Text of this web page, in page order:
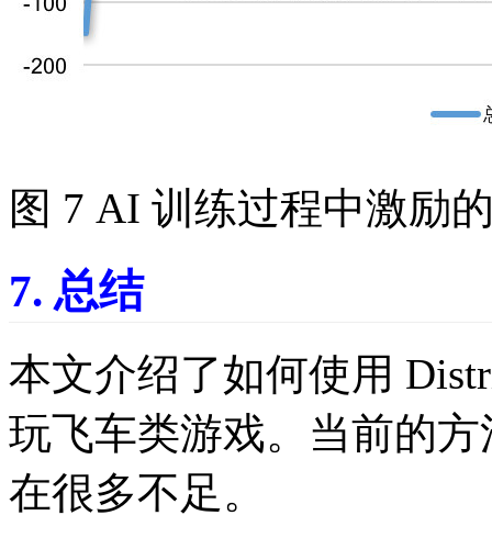
图 7 AI 训练过程中激励
7. 总结
本文介绍了如何使用
玩飞车类游戏。当前的
在很多不足。